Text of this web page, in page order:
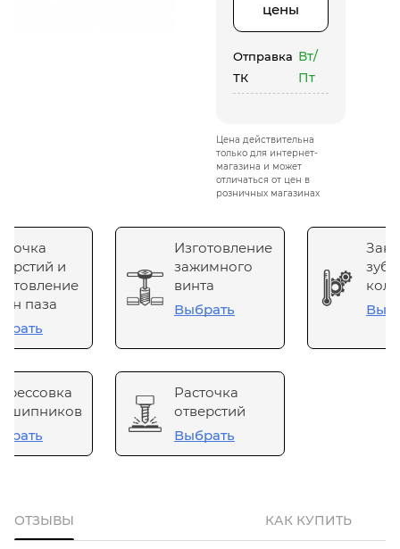
цены
Отправка
ТК
Вт/
Пт
Цена действительна
только для интернет-
магазина и может
отличаться от цен в
розничных магазинах
и
паза
Изготовление
зажимного
винта
Выбрать
Расточка
отверстий
Выбрать
ОТЗЫВЫ КАК КУПИТЬ